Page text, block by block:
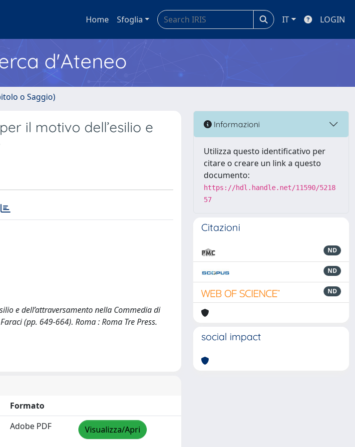
Home Sfoglia IT LOGIN
d'Ateneo
o Saggio)
il motivo dell’esilio e
e dell’attraversamento nella Commedia di
(pp. 649-664). Roma : Roma Tre Press.
Formato
Adobe PDF Visualizza/Apri
Informazioni
Utilizza questo identificativo per
citare o creare un link a questo
documento:
https://hdl.handle.net/11590/5218
57
Citazioni
ND
ND
ND
social impact